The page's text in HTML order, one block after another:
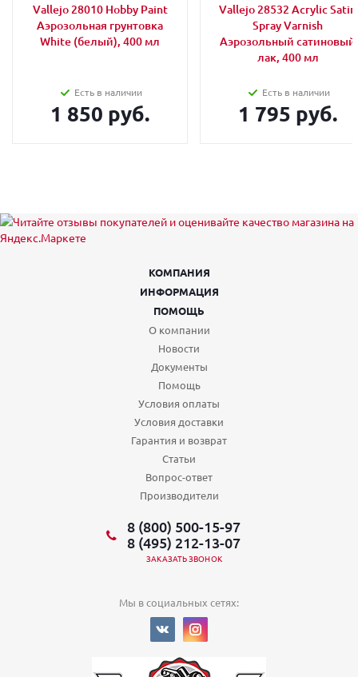
Vallejo 28010 Hobby Paint
Аэрозольная грунтовка
White (белый), 400 мл
Есть в наличии
1 850 руб.
Vallejo 28532 Acrylic Satin
Spray Varnish
Аэрозольный сатиновый
лак, 400 мл
Есть в наличии
1 795 руб.
КОМПАНИЯ
ИНФОРМАЦИЯ
ПОМОЩЬ
О компании
Новости
Документы
Помощь
Условия оплаты
Условия доставки
Гарантия и возврат
Статьи
Вопрос-ответ
Производители
8 (800) 500-15-97
8 (495) 212-13-07
ЗАКАЗАТЬ ЗВОНОК
Мы в социальных сетях: